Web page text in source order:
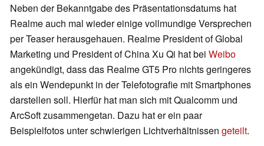
Neben der Bekanntgabe des Präsentationsdatums hat
Realme auch mal wieder einige vollmundige Versprechen
per Teaser herausgehauen. Realme President of Global
Marketing und President of China Xu Qi hat bei Weibo
angekündigt, dass das Realme GT5 Pro nichts geringeres
als ein Wendepunkt in der Telefotografie mit Smartphones
darstellen soll. Hierfür hat man sich mit Qualcomm und
ArcSoft zusammengetan. Dazu hat er ein paar
Beispielfotos unter schwierigen Lichtverhältnissen geteilt.